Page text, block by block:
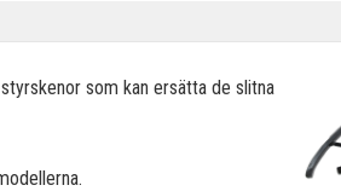
som kan ersätta de slitna